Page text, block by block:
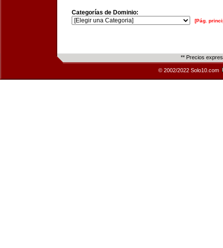
Categorías de Dominio:
[Pág.
** Precios
© 2002/2022 Solo10.com